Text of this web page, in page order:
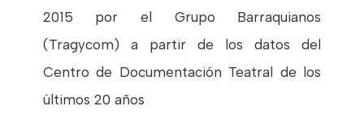
2015 por el Grupo Barraquianos
(Tragycom) a partir de los datos del
Centro de Documentación Teatral de los
últimos 20 años